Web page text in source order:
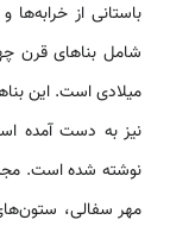
باستانی از
شامل بناهای قرن
میلادی است. این
نیز به دست آمده
نوشته شده است.
مهر سفالی،